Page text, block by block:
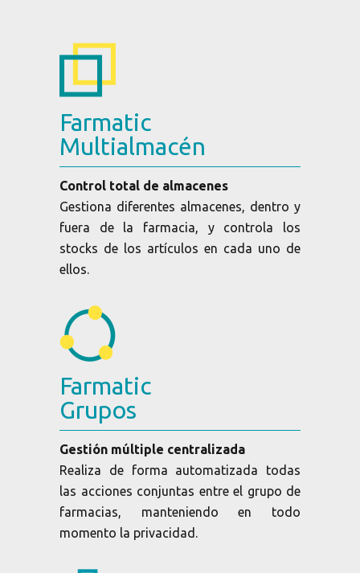
Farmatic
Multialmacén
Control total de almacenes
Gestiona diferentes almacenes, dentro y
fuera de la farmacia, y controla los
stocks de los artículos en cada uno de
ellos.
Farmatic
Grupos
Gestión múltiple centralizada
Realiza de forma automatizada todas
las acciones conjuntas entre el grupo de
farmacias, manteniendo en todo
momento la privacidad.